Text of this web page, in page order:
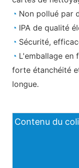
◔ Non pollué par
◔ IPA de qualité
◔ Sécurité,
◔ L'emballage en
forte étanchéité
longue.
Contenu du